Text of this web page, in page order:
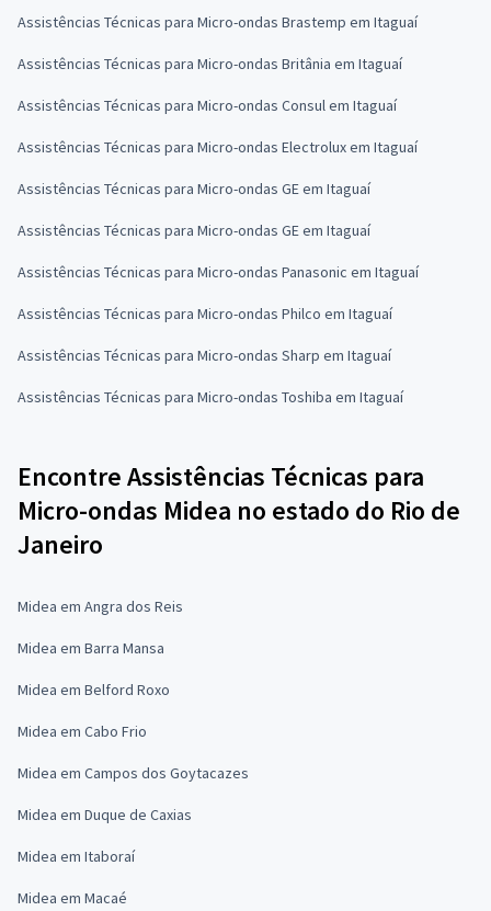
Assistências Técnicas para Micro-ondas Brastemp em Itaguaí
Assistências Técnicas para Micro-ondas Britânia em Itaguaí
Assistências Técnicas para Micro-ondas Consul em Itaguaí
Assistências Técnicas para Micro-ondas Electrolux em Itaguaí
Assistências Técnicas para Micro-ondas GE em Itaguaí
Assistências Técnicas para Micro-ondas GE em Itaguaí
Assistências Técnicas para Micro-ondas Panasonic em Itaguaí
Assistências Técnicas para Micro-ondas Philco em Itaguaí
Assistências Técnicas para Micro-ondas Sharp em Itaguaí
Assistências Técnicas para Micro-ondas Toshiba em Itaguaí
Encontre Assistências Técnicas para
Micro-ondas Midea no estado do Rio de
Janeiro
Midea em Angra dos Reis
Midea em Barra Mansa
Midea em Belford Roxo
Midea em Cabo Frio
Midea em Campos dos Goytacazes
Midea em Duque de Caxias
Midea em Itaboraí
Midea em Macaé